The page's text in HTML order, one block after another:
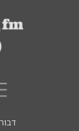
דבורה